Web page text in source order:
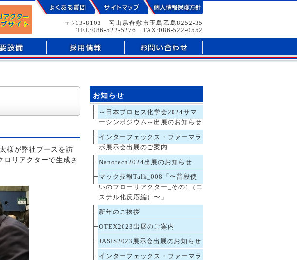
リング株式会社へ
〒713-8103 岡山県倉敷市玉島乙島8252-35
TEL:086-522-5276 FAX:086-522-0552
様が弊社ブースを訪
ロリアクターで生成さ
お知らせ
～日本プロセス化学会2024サマ
ーシンポジウム～出展のお知らせ
インターフェックス・ファーマラ
ボ展示会出展のご案内
Nanotech2024出展のお知らせ
マック技報Talk_008「〜普段使
いのフローリアクター_その1（エ
ステル化反応編）〜」
新年のご挨拶
OTEX2023出展のご案内
JASIS2023展示会出展のお知らせ
インターフェックス・ファーマラ